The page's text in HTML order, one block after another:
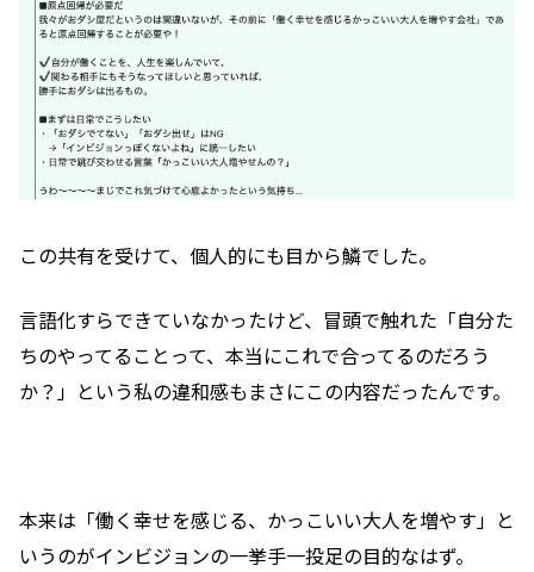
この共有を受けて、個人的にも目から鱗でした。
言語化すらできていなかったけど、冒頭で触れた「自分た
ちのやってることって、本当にこれで合ってるのだろう
か？」という私の違和感もまさにこの内容だったんです。
本来は「働く幸せを感じる、かっこいい大人を増やす」と
いうのがインビジョンの一挙手一投足の目的なはず。